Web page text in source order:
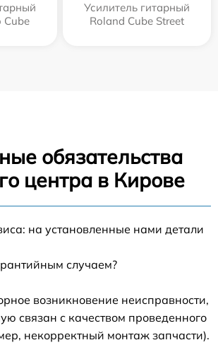
Cube
Усилитель гитарный
Roland Cube Street
обязательства
центра в Кирове
на установленные нами детали
случаем?
возникновение неисправности,
связан с качеством проведенного
некорректный монтаж запчасти).